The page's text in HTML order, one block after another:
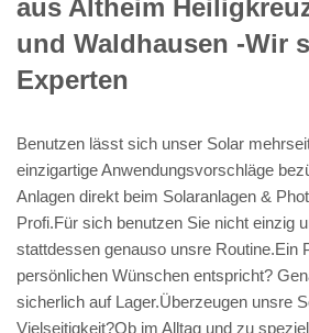
aus Altheim
und Waldhausen -Wir
Experten
Benutzen lässt sich unser Solar
einzigartige Anwendungsvorschläge
Anlagen direkt beim Solaranlagen &
Profi.Für sich benutzen Sie nicht einzig
stattdessen genauso unsre Routine.Ein
persönlichen Wünschen entspricht?
sicherlich auf Lager.Überzeugen unsre
Vielseitigkeit?Ob im Alltag und zu